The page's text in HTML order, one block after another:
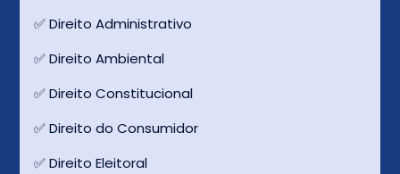
✅ Direito Administrativo
✅ Direito Ambiental
✅ Direito Constitucional
✅ Direito do Consumidor
✅ Direito Eleitoral